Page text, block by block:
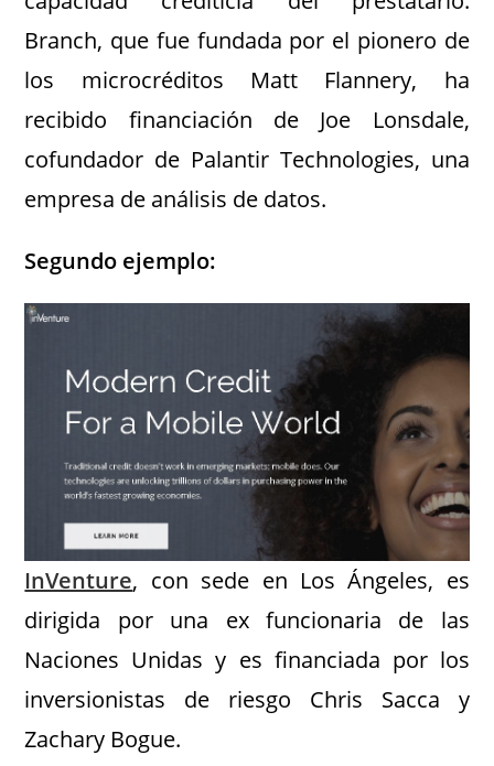
Branch, que fue fundada por el pionero de
los microcréditos Matt Flannery, ha
recibido financiación de Joe Lonsdale,
cofundador de Palantir Technologies, una
empresa de análisis de datos.
Segundo ejemplo:
InVenture, con sede en Los Ángeles, es
dirigida por una ex funcionaria de las
Naciones Unidas y es financiada por los
inversionistas de riesgo Chris Sacca y
Zachary Bogue.